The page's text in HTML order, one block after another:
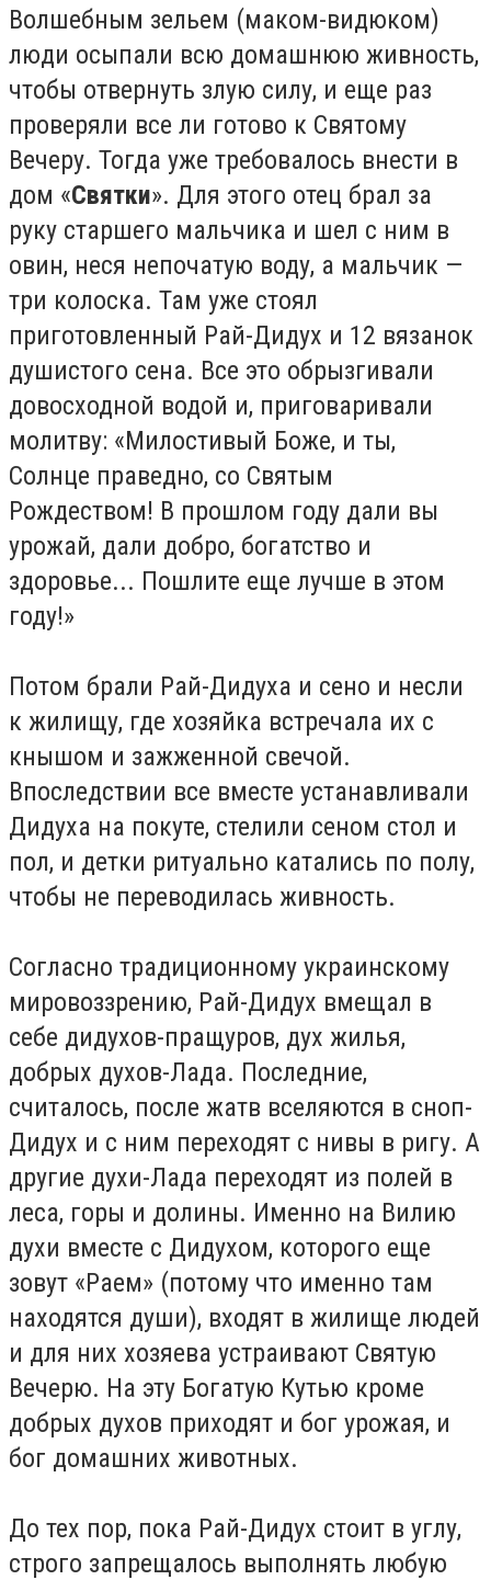
Волшебным зельем (маком-видюком)
люди осыпали всю домашнюю живность,
чтобы отвернуть злую силу, и еще раз
проверяли все ли готово к Святому
Вечеру. Тогда уже требовалось внести в
дом «Святки». Для этого отец брал за
руку старшего мальчика и шел с ним в
овин, неся непочатую воду, а мальчик —
три колоска. Там уже стоял
приготовленный Рай-Дидух и 12 вязанок
душистого сена. Все это обрызгивали
довосходной водой и, приговаривали
молитву: «Милостивый Боже, и ты,
Солнце праведно, со Святым
Рождеством! В прошлом году дали вы
урожай, дали добро, богатство и
здоровье... Пошлите еще лучше в этом
году!»
Потом брали Рай-Дидуха и сено и несли
к жилищу, где хозяйка встречала их с
кнышом и зажженной свечой.
Впоследствии все вместе устанавливали
Дидуха на покуте, стелили сеном стол и
пол, и детки ритуально катались по полу,
чтобы не переводилась живность.
Согласно традиционному украинскому
мировоззрению, Рай-Дидух вмещал в
себе дидухов-пращуров, дух жилья,
добрых духов-Лада. Последние,
считалось, после жатв вселяются в сноп-
Дидух и с ним переходят с нивы в ригу. А
другие духи-Лада переходят из полей в
леса, горы и долины. Именно на Вилию
духи вместе с Дидухом, которого еще
зовут «Раем» (потому что именно там
находятся души), входят в жилище людей
и для них хозяева устраивают Святую
Вечерю. На эту Богатую Кутью кроме
добрых духов приходят и бог урожая, и
бог домашних животных.
До тех пор, пока Рай-Дидух стоит в углу,
строго запрещалось выполнять любую